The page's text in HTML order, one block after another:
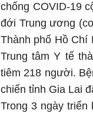
chống COVID-19
đới Trung ương
Thành phố Hồ Chí
Trung tâm Y tế
tiêm 218 người.
chiến tỉnh Gia Lai
Trong 3 ngày triển